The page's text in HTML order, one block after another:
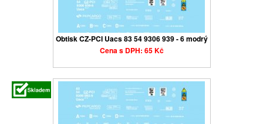
Obtisk CZ-PCI Uacs 83 54 9306 939 - 6 modrý
Cena s DPH: 65 Kč